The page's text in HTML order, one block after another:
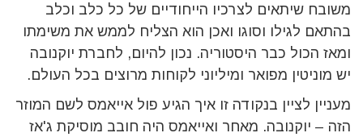
משובח שיתאים לצרכיו הייחודיים של כל כלב וכלב
בהתאם לגילו וסוגו ואכן הוא הצליח לממש את משימתו
ומאז הכול כבר היסטוריה. נכון להיום, לחברת יוקנובה
יש מוניטין מפואר ומיליוני לקוחות מרוצים בכל העולם.
מעניין לציין בנקודה זו איך הגיע פול אייאמס לשם המוזר
הזה – יוקנובה. מאחר ואייאמס היה חובב מוסיקת ג'אז